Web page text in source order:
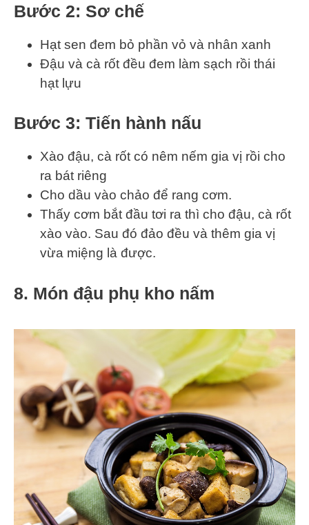
Bước 2: Sơ chế
Hạt sen đem bỏ phần vỏ và nhân xanh
Đậu và cà rốt đều đem làm sạch rồi thái
hạt lựu
Bước 3: Tiến hành nấu
Xào đậu, cà rốt có nêm nếm gia vị rồi cho
ra bát riêng
Cho dầu vào chảo để rang cơm.
Thấy cơm bắt đầu tơi ra thì cho đậu, cà rốt
xào vào. Sau đó đảo đều và thêm gia vị
vừa miệng là được.
8. Món đậu phụ kho nấm